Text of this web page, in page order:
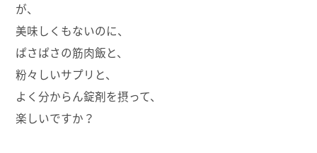
が、
美味しくもないのに、
ぱさぱさの筋肉飯と、
粉々しいサプリと、
よく分からん錠剤を摂って、
楽しいですか？